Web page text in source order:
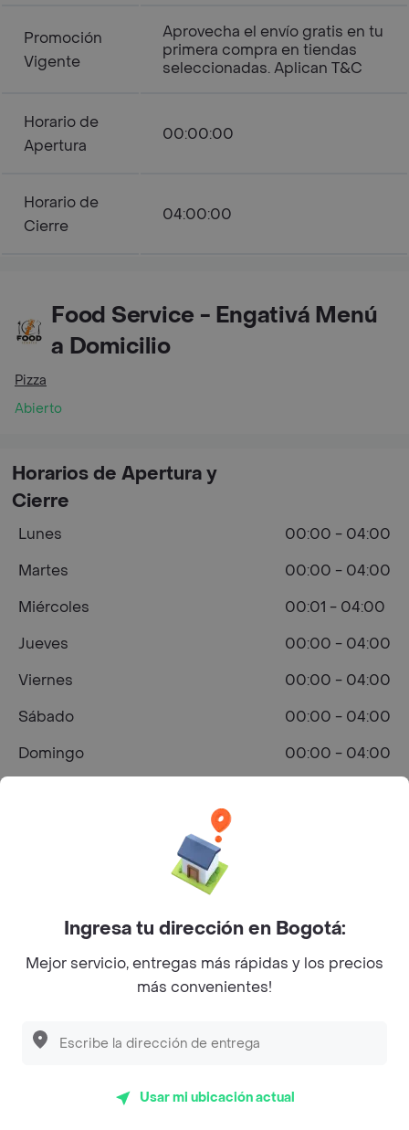
Promoción
Vigente
Aprovecha el envío gratis en tu
primera compra en tiendas
seleccionadas. Aplican T&C
Horario de
Apertura
00:00:00
Horario de
Cierre
04:00:00
Food Service - Engativá Menú
a Domicilio
Pizza
Abierto
¿Dónde comprar Pizza en Bogotá?
Horarios de Apertura y
Cierre
Lunes
00:00 - 04:00
Martes
00:00 - 04:00
Miércoles
00:01 - 04:00
Jueves
00:00 - 04:00
Viernes
00:00 - 04:00
Sábado
00:00 - 04:00
Domingo
00:00 - 04:00
Preguntas frecuentes
¿Cuáles son las promociones de Food Service?
Ingresa tu dirección en Bogotá:
Mejor servicio, entregas más rápidas y los precios
más convenientes!
Usar mi ubicación actual